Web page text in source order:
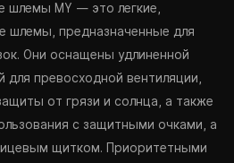
шлемы MY — это легкие,
шлемы, предназначенные для
Они оснащены удлиненной
превосходной вентиляции,
от грязи и солнца, а также
с защитными очками, а
щитком. Приоритетными